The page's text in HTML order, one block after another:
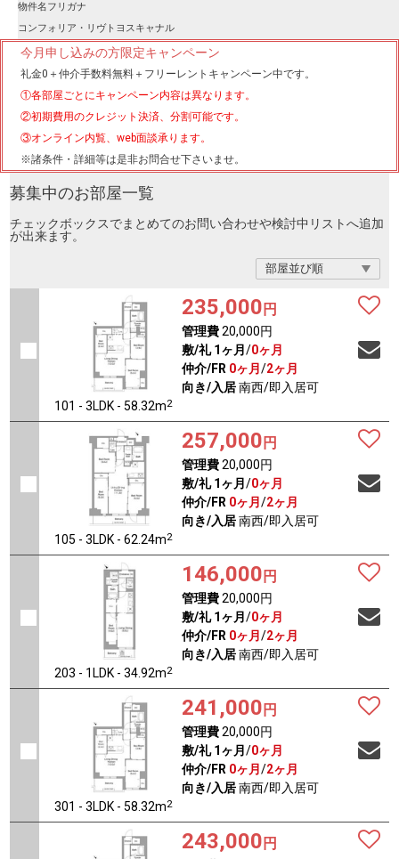
物件名フリガナ
コンフォリア・リヴトヨスキャナル
今月申し込みの方限定キャンペーン
礼金0 ＋ 仲介手数料無料 ＋ フリーレント キャンペーン中です。
①各部屋ごとにキャンペーン内容は異なります。
②初期費用のクレジット決済、分割可能です。
③オンライン内覧、web面談承ります。
※諸条件・詳細等は是非お問合せ下さいませ。
募集中のお部屋一覧
チェックボックスでまとめてのお問い合わせや検討中リストへ追加
が出来ます。
101 - 3LDK - 58.32m2
235,000 円
管理費20,000円
敷/礼 1ヶ月 /0ヶ月
仲介/FR 0ヶ月 /2ヶ月
向き/入居南西/即入居可
105 - 3LDK - 62.24m2
257,000 円
管理費20,000円
敷/礼 1ヶ月 /0ヶ月
仲介/FR 0ヶ月 /2ヶ月
向き/入居南西/即入居可
203 - 1LDK - 34.92m2
146,000 円
管理費20,000円
敷/礼 1ヶ月 /0ヶ月
仲介/FR 0ヶ月 /2ヶ月
向き/入居南西/即入居可
301 - 3LDK - 58.32m2
241,000 円
管理費20,000円
敷/礼 1ヶ月 /0ヶ月
仲介/FR 0ヶ月 /2ヶ月
向き/入居南西/即入居可
243,000 円